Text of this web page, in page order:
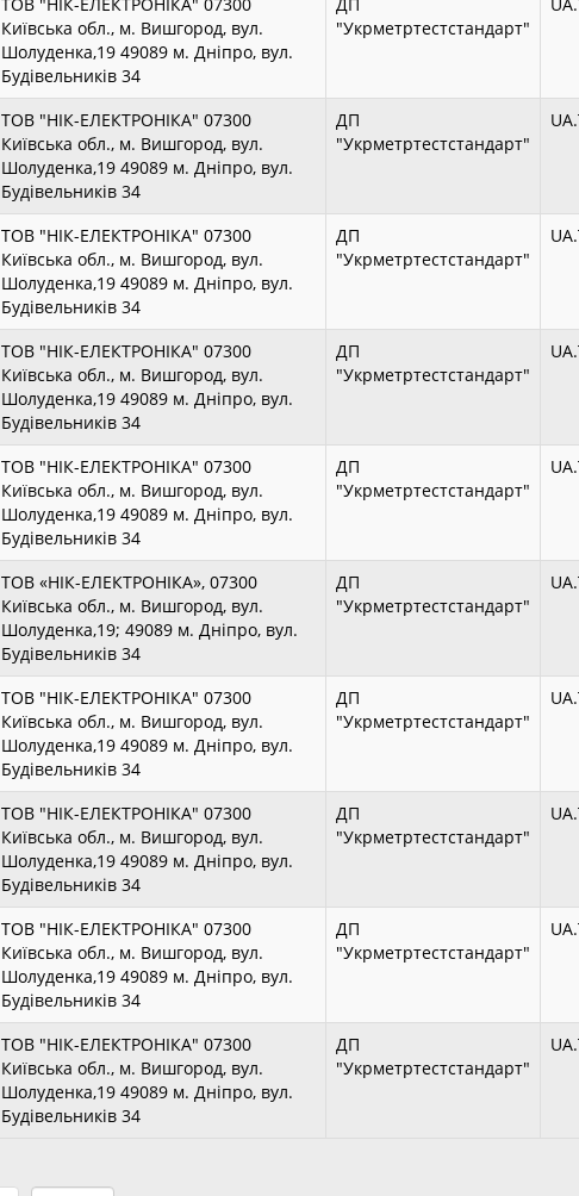
Київська обл., м. Вишгород, вул.
Шолуденка,19 49089 м. Дніпро, вул.
Будівельників 34
"Укрметртестстандарт"
ТОВ "НІК-ЕЛЕКТРОНІКА" 07300
Київська обл., м. Вишгород, вул.
Шолуденка,19 49089 м. Дніпро, вул.
Будівельників 34
ДП
"Укрметртестстандарт"
ТОВ "НІК-ЕЛЕКТРОНІКА" 07300
Київська обл., м. Вишгород, вул.
Шолуденка,19 49089 м. Дніпро, вул.
Будівельників 34
ДП
"Укрметртестстандарт"
ТОВ "НІК-ЕЛЕКТРОНІКА" 07300
Київська обл., м. Вишгород, вул.
Шолуденка,19 49089 м. Дніпро, вул.
Будівельників 34
ДП
"Укрметртестстандарт"
ТОВ "НІК-ЕЛЕКТРОНІКА" 07300
Київська обл., м. Вишгород, вул.
Шолуденка,19 49089 м. Дніпро, вул.
Будівельників 34
ДП
"Укрметртестстандарт"
ТОВ «НІК-ЕЛЕКТРОНІКА», 07300
Київська обл., м. Вишгород, вул.
Шолуденка,19; 49089 м. Дніпро, вул.
Будівельників 34
ДП
"Укрметртестстандарт"
ТОВ "НІК-ЕЛЕКТРОНІКА" 07300
Київська обл., м. Вишгород, вул.
Шолуденка,19 49089 м. Дніпро, вул.
Будівельників 34
ДП
"Укрметртестстандарт"
ТОВ "НІК-ЕЛЕКТРОНІКА" 07300
Київська обл., м. Вишгород, вул.
Шолуденка,19 49089 м. Дніпро, вул.
Будівельників 34
ДП
"Укрметртестстандарт"
ТОВ "НІК-ЕЛЕКТРОНІКА" 07300
Київська обл., м. Вишгород, вул.
Шолуденка,19 49089 м. Дніпро, вул.
Будівельників 34
ДП
"Укрметртестстандарт"
ТОВ "НІК-ЕЛЕКТРОНІКА" 07300
Київська обл., м. Вишгород, вул.
Шолуденка,19 49089 м. Дніпро, вул.
Будівельників 34
ДП
"Укрметртестстандарт"